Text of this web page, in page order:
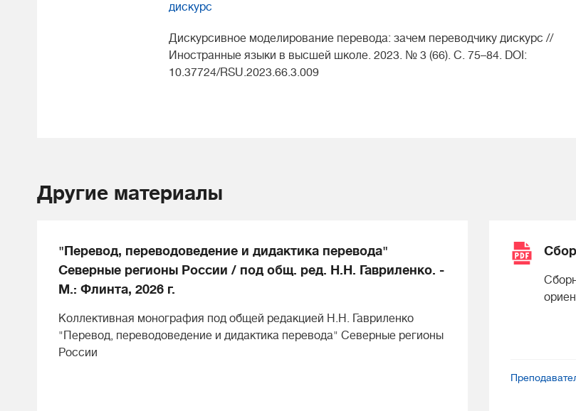
дискурс
Дискурсивное моделирование перевода: зачем переводчику дискурс //
Иностранные языки в высшей школе. 2023. № 3 (66). С. 75–84. DOI:
10.37724/RSU.2023.66.3.009
Другие материалы
"Перевод, переводоведение и дидактика перевода"
Северные регионы России / под общ. ред. Н.Н. Гавриленко. -
М.: Флинта, 2026 г.
Коллективная монография под общей редакцией Н.Н. Гавриленко
"Перевод, переводоведение и дидактика перевода" Северные регионы
России